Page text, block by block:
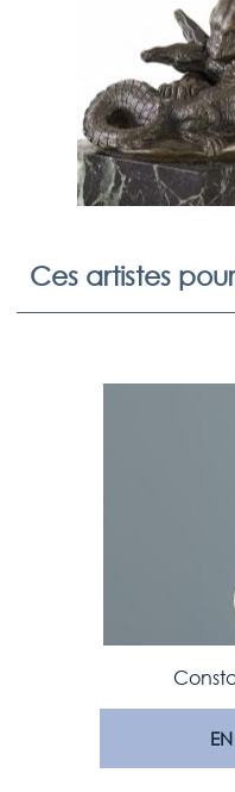
Ces artistes